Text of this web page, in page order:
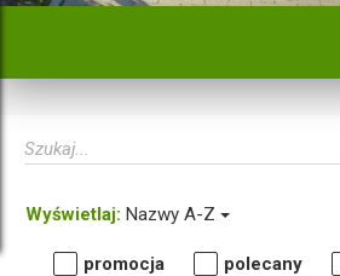
Wyświetlaj: Nazwy A-Z
promocja polecany